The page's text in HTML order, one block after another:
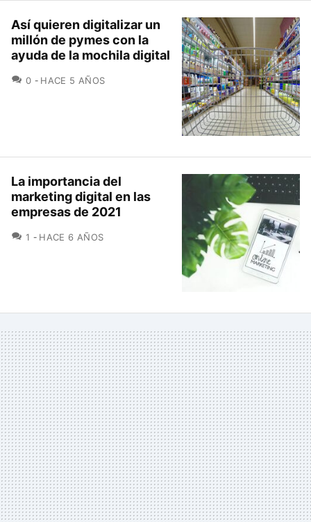
Así quieren digitalizar un
millón de pymes con la
ayuda de la mochila digital
0 COMENTARIOS
HACE 5 AÑOS
La importancia del
marketing digital en las
empresas de 2021
1 COMENTARIOS
HACE 6 AÑOS